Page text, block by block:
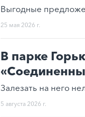
Выгодные
25 мая 2026 г.
В парке
Залезать на него
5 августа 2026 г.